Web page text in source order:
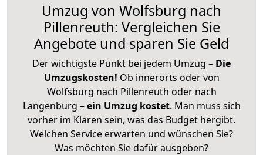
Umzug von Wolfsburg nach
Pillenreuth: Vergleichen Sie
Angebote und sparen Sie Geld
Der wichtigste Punkt bei jedem Umzug – Die
Umzugskosten! Ob innerorts oder von
Wolfsburg nach Pillenreuth oder nach
Langenburg –ein Umzug kostet. Man muss sich
vorher im Klaren sein, was das Budget hergibt.
Welchen Service erwarten und wünschen Sie?
Was möchten Sie dafür ausgeben?